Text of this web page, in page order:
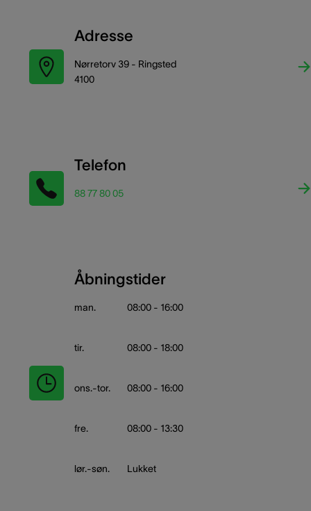
Adresse
Nørretorv 39 - Ringsted
4100
Telefon
88 77 80 05
Åbningstider
man. 08:00 - 16:00
tir. 08:00 - 18:00
ons.-tor. 08:00 - 16:00
fre. 08:00 - 13:30
lør.-søn. Lukket